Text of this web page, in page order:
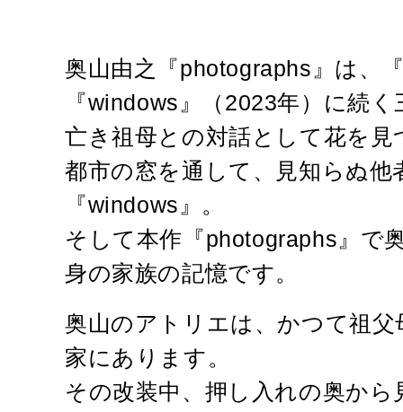
奥山由之『photographs』は、
『windows』（2023年）に続
亡き祖母との対話として花を
都市の窓を通して、見知らぬ他
『windows』。
そして本作『photographs』で
身の家族の記憶です。
奥山のアトリエは、かつて祖
家にあります。
その改装中、押し入れの奥か